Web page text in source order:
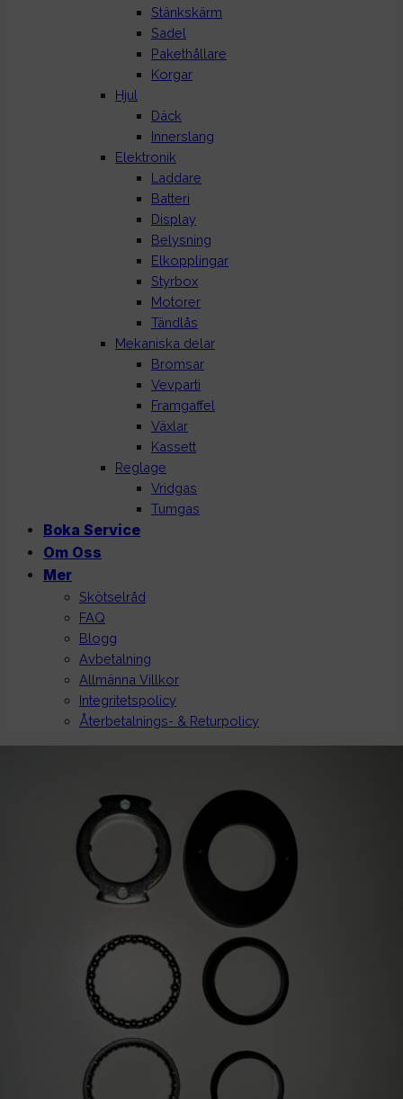
Stänkskärm
Sadel
Pakethållare
Korgar
Hjul
Däck
Innerslang
Elektronik
Laddare
Batteri
Display
Belysning
Elkopplingar
Styrbox
Motorer
Tändlås
Mekaniska delar
Bromsar
Vevparti
Framgaffel
Växlar
Kassett
Reglage
Vridgas
Tumgas
Boka Service
Om Oss
Mer
Skötselråd
FAQ
Blogg
Avbetalning
Allmänna Villkor
Integritetspolicy
Återbetalnings- & Returpolicy